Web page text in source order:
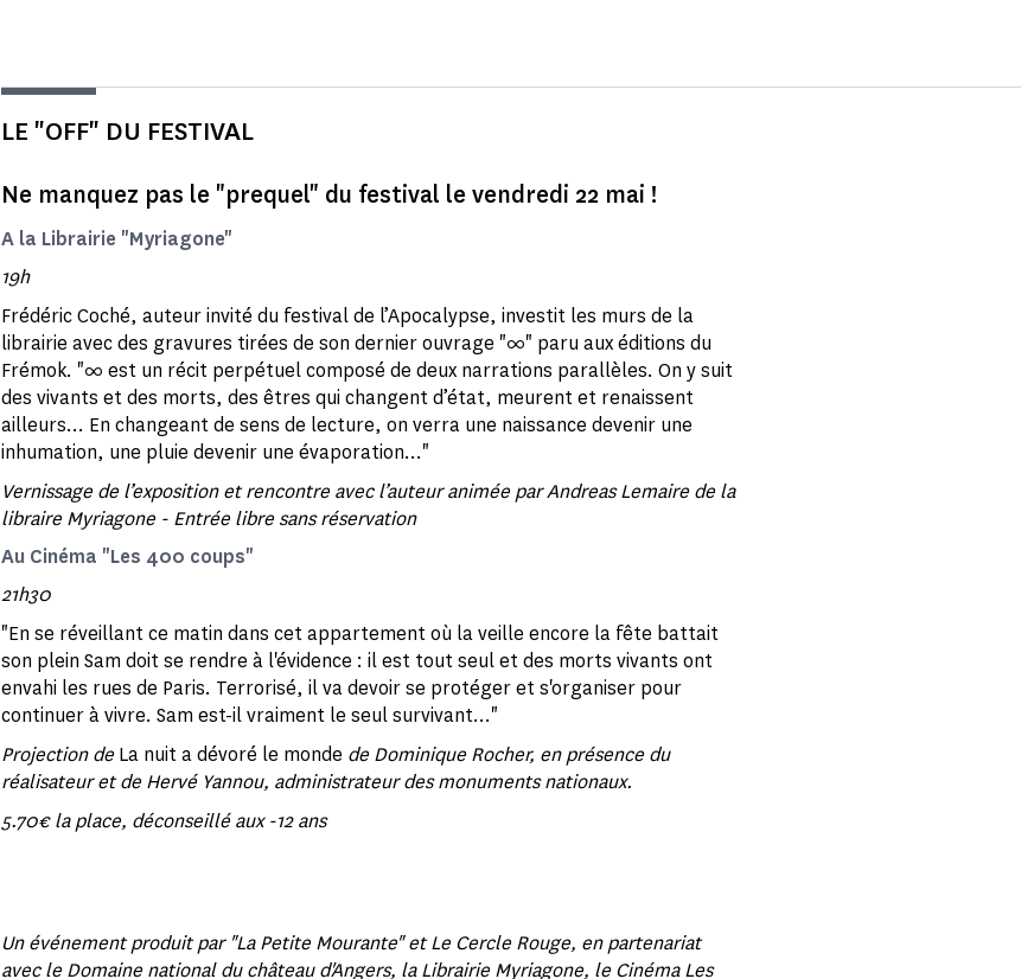
LE "OFF" DU FESTIVAL
Ne manquez pas le "prequel" du festival le vendredi 22 mai !
A la Librairie "Myriagone"
19h
Frédéric Coché, auteur invité du festival de l’Apocalypse, investit les murs de la
librairie avec des gravures tirées de son dernier ouvrage "∞" paru aux éditions du
Frémok. "∞ est un récit perpétuel composé de deux narrations parallèles. On y suit
des vivants et des morts, des êtres qui changent d’état, meurent et renaissent
ailleurs… En changeant de sens de lecture, on verra une naissance devenir une
inhumation, une pluie devenir une évaporation..."
Vernissage de l’exposition et rencontre avec l’auteur animée par Andreas Lemaire de la
libraire Myriagone - Entrée libre sans réservation
Au Cinéma "Les 400 coups"
21h30
"En se réveillant ce matin dans cet appartement où la veille encore la fête battait
son plein Sam doit se rendre à l'évidence : il est tout seul et des morts vivants ont
envahi les rues de Paris. Terrorisé, il va devoir se protéger et s'organiser pour
continuer à vivre. Sam est-il vraiment le seul survivant…"
Projection de La nuit a dévoré le monde de Dominique Rocher, en présence du
réalisateur et de Hervé Yannou, administrateur des monuments nationaux.
5.70€ la place, déconseillé aux -12 ans
Un événement produit par "La Petite Mourante" et Le Cercle Rouge, en partenariat
avec le Domaine national du château d'Angers, la Librairie Myriagone, le Cinéma Les